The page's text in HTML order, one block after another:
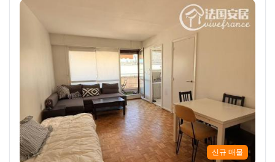
신규 매물